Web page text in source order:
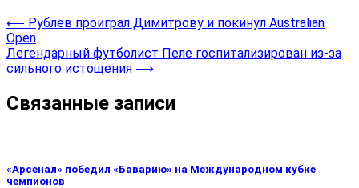
⟵ Рублев проиграл Димитрову и покинул Australian
Open
Легендарный футболист Пеле госпитализирован из-за
сильного истощения ⟶
Связанные записи
«Арсенал» победил «Баварию» на Международном кубке
чемпионов